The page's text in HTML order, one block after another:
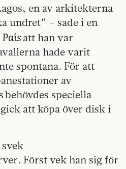
en av arkitekterna
undret” – sade i en
att han var
hade varit
spontana. För att
av
behövdes speciella
att köpa över disk i
Först vek han sig för